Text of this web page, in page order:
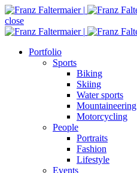
close
Portfolio
Sports
Biking
Skiing
Water sports
Mountaineering
Motorcycling
People
Portraits
Fashion
Lifestyle
Events